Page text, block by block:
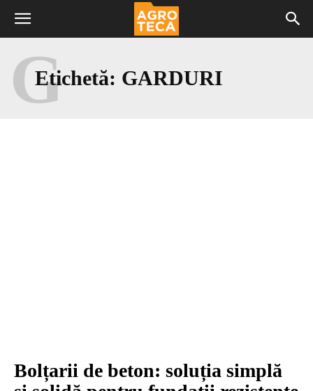
Etichetă: GARDURI
G
Bolțarii de beton: soluția simplă